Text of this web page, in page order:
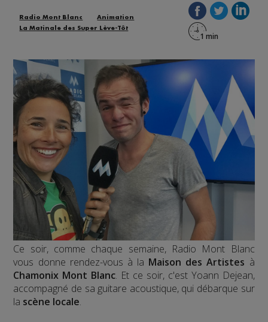
Radio Mont Blanc
Animation
La Matinale des Super Lève-Tôt
Ce soir, comme chaque semaine, Radio Mont Blanc
vous donne rendez-vous à la Maison des Artistes à
Chamonix Mont Blanc. Et ce soir, c'est Yoann Dejean,
accompagné de sa guitare acoustique, qui débarque sur
la scène locale.